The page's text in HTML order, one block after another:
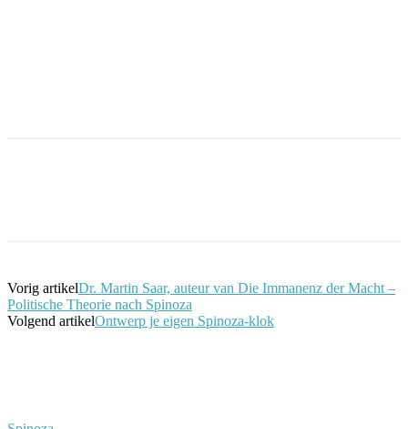
Vorig artikelDr. Martin Saar, auteur van Die Immanenz der Macht –
Politische Theorie nach Spinoza
Volgend artikelOntwerp je eigen Spinoza-klok